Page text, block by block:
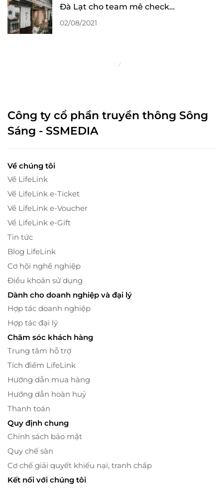
Đà Lạt cho team mê check-
in sống ảo
02/08/2021
Công ty cổ phần truyền thông Sông
Sáng - SSMEDIA
Về chúng tôi
Về LifeLink
Về LifeLink e-Ticket
Về LifeLink e-Voucher
Về LifeLink e-Gift
Tin tức
Blog LifeLink
Cơ hội nghề nghiệp
Điều khoản sử dụng
Dành cho doanh nghiệp và đại lý
Hợp tác doanh nghiệp
Hợp tác đại lý
Chăm sóc khách hàng
Trung tâm hỗ trợ
Tích điểm LifeLink
Hướng dẫn mua hàng
Hướng dẫn hoàn huỷ
Thanh toán
Quy định chung
Chính sách bảo mật
Quy chế sàn
Cơ chế giải quyết khiếu nại, tranh chấp
Kết nối với chúng tôi